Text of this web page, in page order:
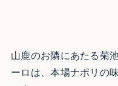
山鹿のお隣にあたる菊
ーロは、本場ナポリの